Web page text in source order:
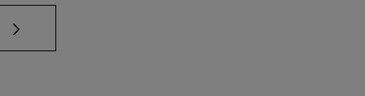
TAB para desplazarse.